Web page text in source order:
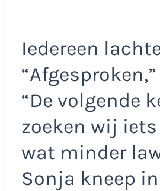
Iedereen
“De volgende
zoeken wij
wat minder
Sonja kneep